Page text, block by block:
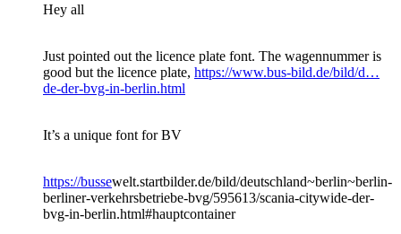
Hey all
Just pointed out the licence plate font. The wagennummer is
good but the licence plate, https://www.bus-bild.de/bild/d…
de-der-bvg-in-berlin.html
It’s a unique font for BV
https://bussewelt.startbilder.de/bild/deutschland~berlin~berlin-
berliner-verkehrsbetriebe-bvg/595613/scania-citywide-der-
bvg-in-berlin.html#hauptcontainer